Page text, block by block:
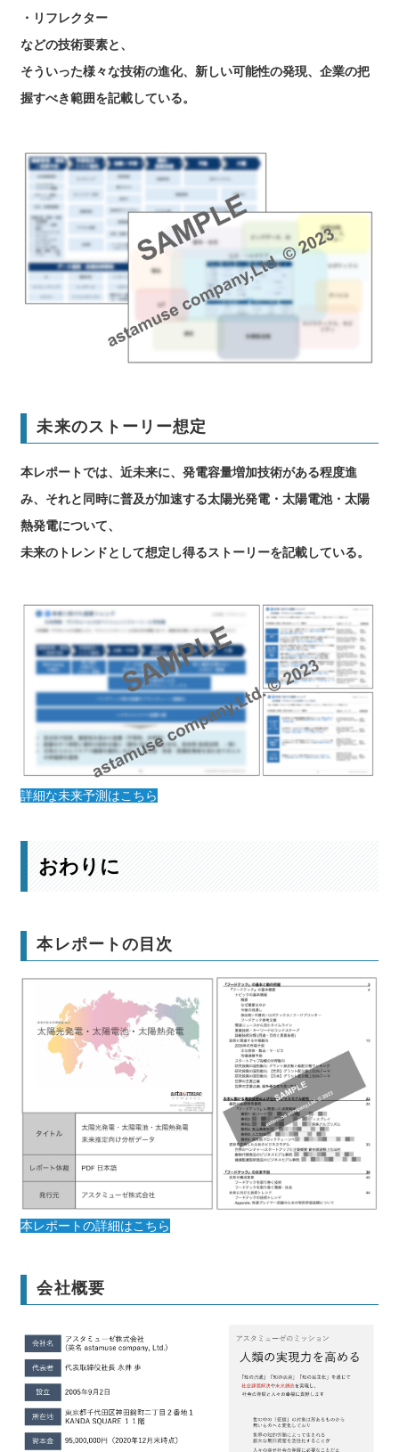
・リフレクター
などの技術要素と、
そういった様々な技術の進化、新しい可能性の発現、企業の把
握すべき範囲を記載している。
未来のストーリー想定
本レポートでは、近未来に、発電容量増加技術がある程度進
み、それと同時に普及が加速する太陽光発電・太陽電池・太陽
熱発電について、
未来のトレンドとして想定し得るストーリーを記載している。
詳細な未来予測はこちら
おわりに
本レポートの目次
本レポートの詳細はこちら
会社概要